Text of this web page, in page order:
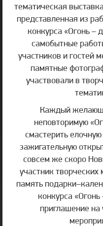
тематическая
представленная из
конкурса «Огонь –
самобытные
участников и гостей
памятные
участвовали в
Каждый
неповторимую
смастерить
зажигательную
совсем же скоро
участник
память
конкурса «Огонь
приглашение на